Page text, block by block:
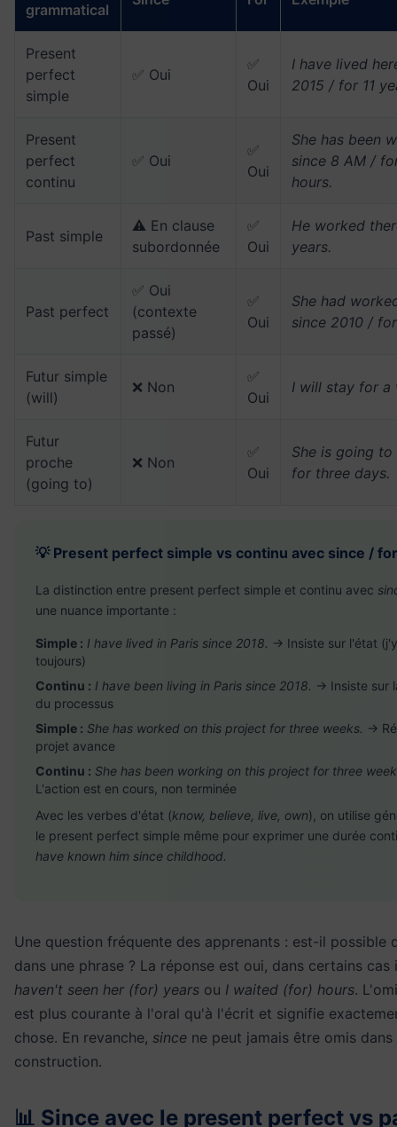
grammatical
Present
perfect
simple
✅ Oui
✅
Oui
I have lived
2015 / for 11
Present
perfect
continu
✅ Oui
✅
Oui
She has been
since 8 AM /
hours.
Past simple
⚠️ En clause
subordonnée
✅
Oui
He worked
years.
Past perfect
✅ Oui
(contexte
passé)
✅
Oui
She had
since 2010 /
Futur simple
(will)
❌ Non
✅
Oui
I will stay for a
Futur
proche
(going to)
❌ Non
✅
Oui
She is going
for three days.
💡 Present perfect simple vs continu avec since / for
La distinction entre present perfect simple et continu avec
une nuance importante :
Simple : I have lived in Paris since 2018. → Insiste sur l'état
toujours)
Continu : I have been living in Paris since 2018. → Insiste sur
du processus
Simple : She has worked on this project for three weeks. →
projet avance
Continu : She has been working on this project for three
L'action est en cours, non terminée
Avec les verbes d'état (know, believe, live, own), on utilise
le present perfect simple même pour exprimer une durée
have known him since childhood.
Une question fréquente des apprenants : est-il
dans une phrase ? La réponse est oui, dans certains
haven't seen her (for) years ou I waited (for) hours.
est plus courante à l'oral qu'à l'écrit et signifie
chose. En revanche, since ne peut jamais être omis
construction.
📊 Since avec le present perfect vs